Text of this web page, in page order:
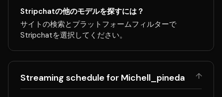
Stripchatの他のモデルを探すには？
サイトの検索とプラットフォームフィルターで
Stripchatを選択してください。
↑
Streaming schedule for Michell_pineda